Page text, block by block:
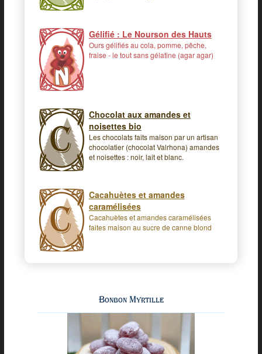
Gélifié : Le Nourson des Hauts
Ours gélifiés au cola, pomme, pêche,
fraise - le tout sans gélatine (agar agar)
Chocolat aux amandes et
noisettes bio
Les chocolats faits maison par un artisan
chocolatier (chocolat Valrhona) amandes
et noisettes : noir, lait et blanc.
Cacahuètes et amandes
caramélisées
Cacahuètes et amandes caramélisées
faites maison au sucre de canne blond
Bonbon Myrtille